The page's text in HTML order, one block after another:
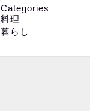
Categories
料理
暮らし